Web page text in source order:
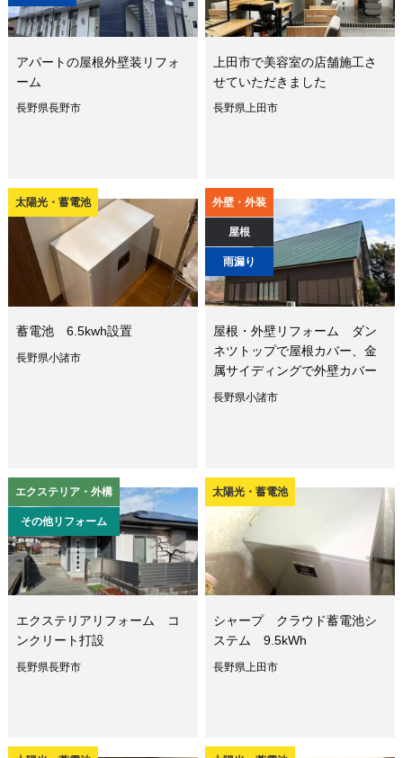
アパートの屋根外壁装リフォ
ーム
長野県長野市
上田市で美容室の店舗施工さ
せていただきました
長野県上田市
太陽光・蓄電池
蓄電池 6.5kwh設置
長野県小諸市
外壁・外装
屋根
雨漏り
屋根・外壁リフォーム ダン
ネツトップで屋根カバー、金
属サイディングで外壁カバー
長野県小諸市
エクステリア・外構
その他リフォーム
エクステリアリフォーム コ
ンクリート打設
長野県長野市
太陽光・蓄電池
シャープ クラウド蓄電池シ
ステム 9.5kWh
長野県上田市